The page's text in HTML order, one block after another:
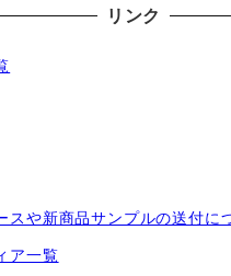
リンク
スや新商品サンプルの送付に
ア一覧